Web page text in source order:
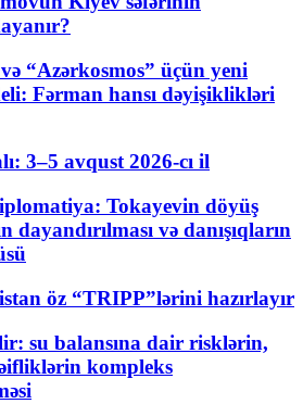
“Azərkosmos” üçün yeni
Fərman hansı dəyişiklikləri
3–5 avqust 2026-cı il
Tokayevin döyüş
dayandırılması və danışıqların
öz “TRIPP”lərini hazırlayır
su balansına dair risklərin,
kompleks